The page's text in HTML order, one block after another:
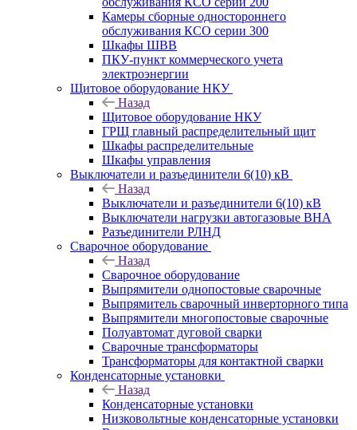
Камеры сборные одностороннего
обслуживания КСО серии 300
Шкафы ШВВ
ПКУ-пункт коммерческого учета
электроэнергии
Щитовое оборудование НКУ
Назад
Щитовое оборудование НКУ
ГРЩ главный распределительный щит
Шкафы распределительные
Шкафы управления
Выключатели и разъединители 6(10) кВ
Назад
Выключатели и разъединители 6(10) кВ
Выключатели нагрузки автогазовые ВНА
Разъединители РЛНД
Сварочное оборудование
Назад
Сварочное оборудование
Выпрямители однопостовые сварочные
Выпрямитель сварочный инверторного типа
Выпрямители многопостовые сварочные
Полуавтомат дуговой сварки
Сварочные трансформаторы
Трансформаторы для контактной сварки
Конденсаторные установки
Назад
Конденсаторные установки
Низковольтные конденсаторные установки